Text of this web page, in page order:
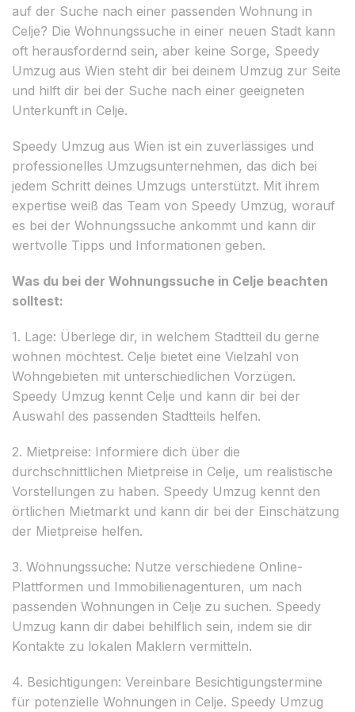
auf der Suche nach einer passenden Wohnung in
Celje? Die Wohnungssuche in einer neuen Stadt kann
oft herausfordernd sein, aber keine Sorge, Speedy
Umzug aus Wien steht dir bei deinem Umzug zur Seite
und hilft dir bei der Suche nach einer geeigneten
Unterkunft in Celje.
Speedy Umzug aus Wien ist ein zuverlässiges und
professionelles Umzugsunternehmen, das dich bei
jedem Schritt deines Umzugs unterstützt. Mit ihrem
expertise weiß das Team von Speedy Umzug, worauf
es bei der Wohnungssuche ankommt und kann dir
wertvolle Tipps und Informationen geben.
Was du bei der Wohnungssuche in Celje beachten
solltest:
1. Lage: Überlege dir, in welchem Stadtteil du gerne
wohnen möchtest. Celje bietet eine Vielzahl von
Wohngebieten mit unterschiedlichen Vorzügen.
Speedy Umzug kennt Celje und kann dir bei der
Auswahl des passenden Stadtteils helfen.
2. Mietpreise: Informiere dich über die
durchschnittlichen Mietpreise in Celje, um realistische
Vorstellungen zu haben. Speedy Umzug kennt den
örtlichen Mietmarkt und kann dir bei der Einschätzung
der Mietpreise helfen.
3. Wohnungssuche: Nutze verschiedene Online-
Plattformen und Immobilienagenturen, um nach
passenden Wohnungen in Celje zu suchen. Speedy
Umzug kann dir dabei behilflich sein, indem sie dir
Kontakte zu lokalen Maklern vermitteln.
4. Besichtigungen: Vereinbare Besichtigungstermine
für potenzielle Wohnungen in Celje. Speedy Umzug